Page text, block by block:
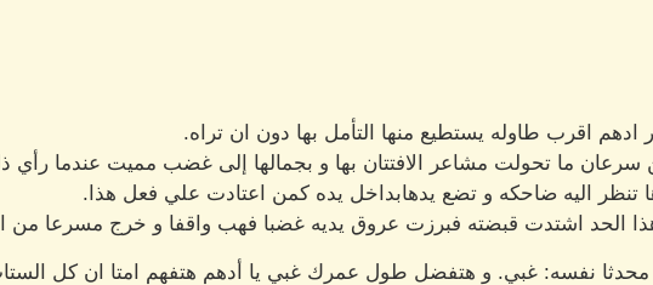
ادهم اقرب طاوله يستطيع منها التأمل بها دون ان تراه.
سرعان ما تحولت مشاعر الافتتان بها و بجمالها إلى غضب مميت عندما رأي
تنظر اليه ضاحكه و تضع يدهابداخل يده كمن اعتادت علي فعل هذا.
الحد اشتدت قبضته فبرزت عروق يديه غضبا فهب واقفا و خرج مسرعا من
محدثا نفسه: غبي. و هتفضل طول عمرك غبي يا أدهم هتفهم امتا ان كل